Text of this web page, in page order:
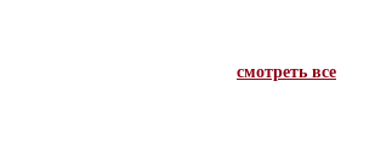
смотреть все